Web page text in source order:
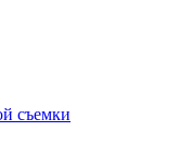
съемки